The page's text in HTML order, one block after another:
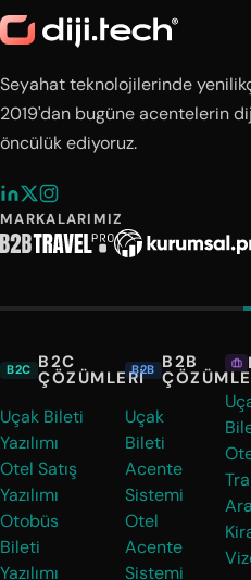
Seyahat teknolojilerinde
2019'dan bugüne acentelerin
öncülük ediyoruz.
MARKALARIMIZ
B2C B2C
ÇÖZÜMLERI
Uçak Bileti
Yazılımı
Otel Satış
Yazılımı
Otobüs
Bileti
Yazılımı
B2B B2B
Uçak
Bileti
Acente
Sistemi
Otel
Acente
Sistemi